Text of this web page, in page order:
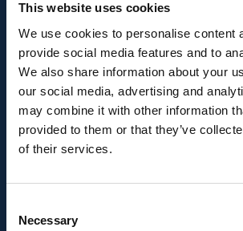
This website uses cookies
We use cookies to personalise content
provide social media features and to
We also share information about your
our social media, advertising and
may combine it with other information
provided to them or that they’ve
of their services.
Selection
Necessary
INNOVACIÓN Y DESARROLLO DE
IDEA
Se ha recibido un incentivo de la
Innovación y Desarrollo de
43.802,59€, cofinanciado en un